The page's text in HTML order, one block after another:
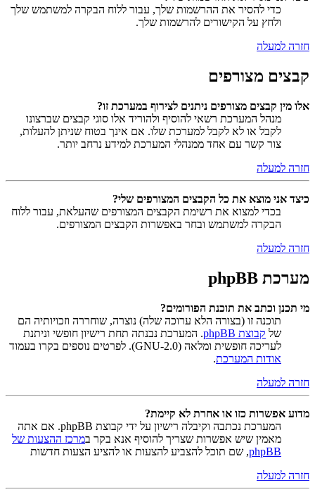
כדי להסיר את ההרשמות שלך, עבור ללוח הבקרה למשתמש שלך
ולחץ על הקישורים להרשמות שלך.
חזרה למעלה
קבצים מצורפים
אלו מין קבצים מצורפים ניתנים לצירוף במערכת זו?
מנהל המערכת רשאי להוסיף ולהוריד אלו סוגי קבצים שברצונו
לקבל או לא לקבל למערכת שלו. אם אינך בטוח שניתן להעלות,
צור קשר עם אחד ממנהלי המערכת למידע נרחב יותר.
חזרה למעלה
כיצד אני מוצא את כל הקבצים המצורפים שלי?
בכדי למצוא את רשימת הקבצים המצורפים שהעלאת, עבור ללוח
הבקרה למשתמש ובחר באפשרות הקבצים המצורפים.
חזרה למעלה
מערכת phpBB
מי תכנן וכתב את תוכנת הפורומים?
תוכנה זו (בצורה הלא ערוכה שלה) נוצרה, שוחררה וזכויותיה הם
של קבוצת phpBB
. המערכת נבנתה תחת רישיון חופשי וניתנת
לעריכה חופשית ומלאה (GNU-2.0). לפרטים נוספים בקרו בעמוד
אודות המערכת.
חזרה למעלה
מדוע אפשרות כזו או אחרת לא קיימת?
המערכת נכתבה וקיבלה רישיון על ידי קבוצת phpBB. אם אתה
מאמין שיש אפשרות שצריך להוסיף אנא בקר במרכז ההצעות של
phpBB, שם תוכל להצביע להצעות או להציע הצעות חדשות
חזרה למעלה